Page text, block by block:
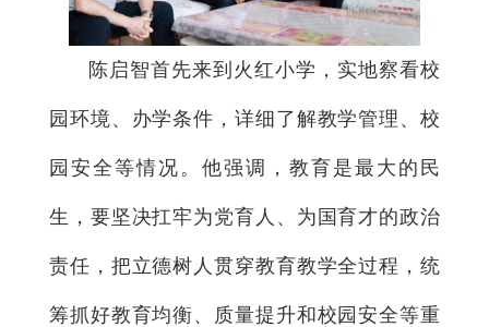
陈启智首先来到火红小学，实地察看校
园环境、办学条件，详细了解教学管理、校
园安全等情况。他强调，教育是最大的民
生，要坚决扛牢为党育人、为国育才的政治
责任，把立德树人贯穿教育教学全过程，统
筹抓好教育均衡、质量提升和校园安全等重